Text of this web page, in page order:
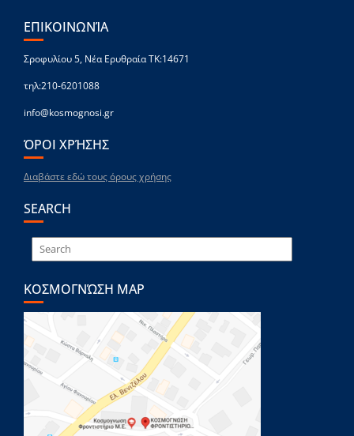
ΕΠΙΚΟΙΝΩΝΊΑ
Σροφυλίου 5, Νέα Ερυθραία ΤΚ:14671
τηλ:210-6201088
info@kosmognosi.gr
ΌΡΟΙ ΧΡΉΣΗΣ
Διαβάστε εδώ τους όρους χρήσης
SEARCH
ΚΟΣΜΟΓΝΏΣΗ MAP